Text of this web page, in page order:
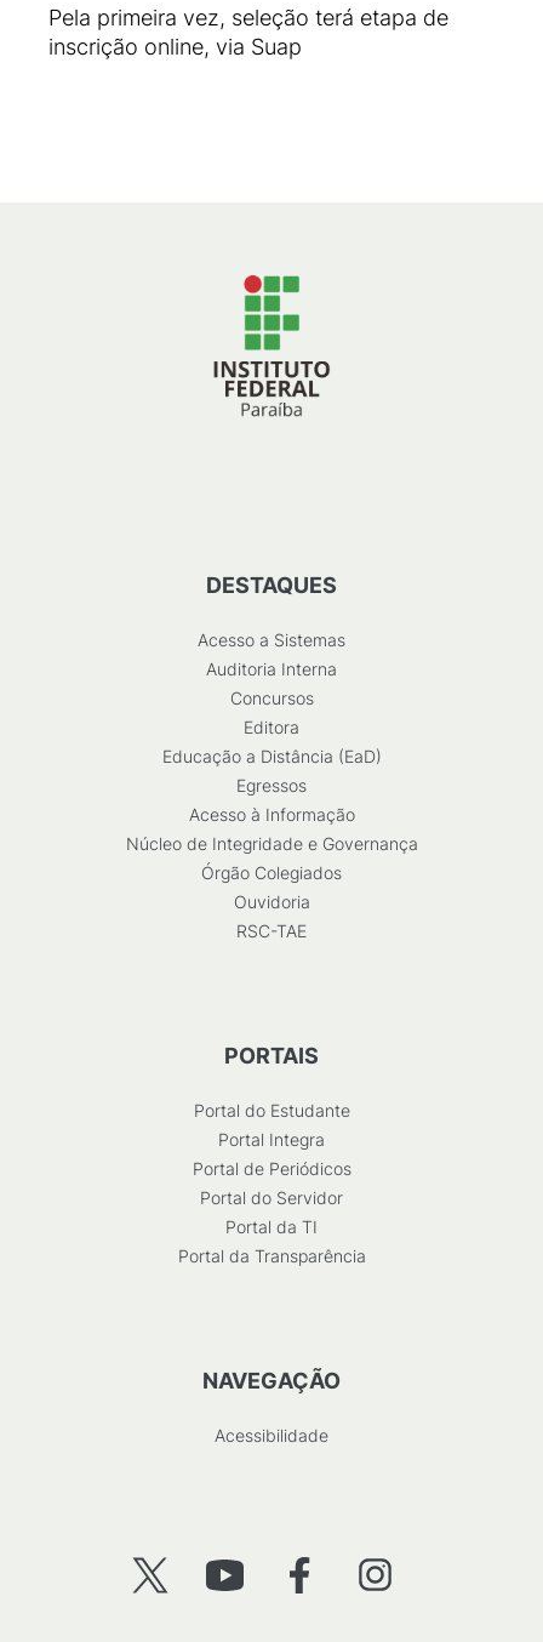
Pela primeira vez, seleção terá etapa de
inscrição online, via Suap
DESTAQUES
Acesso a Sistemas
Auditoria Interna
Concursos
Editora
Educação a Distância (EaD)
Egressos
Acesso à Informação
Núcleo de Integridade e Governança
Órgão Colegiados
Ouvidoria
RSC-TAE
PORTAIS
Portal do Estudante
Portal Integra
Portal de Periódicos
Portal do Servidor
Portal da TI
Portal da Transparência
NAVEGAÇÃO
Acessibilidade